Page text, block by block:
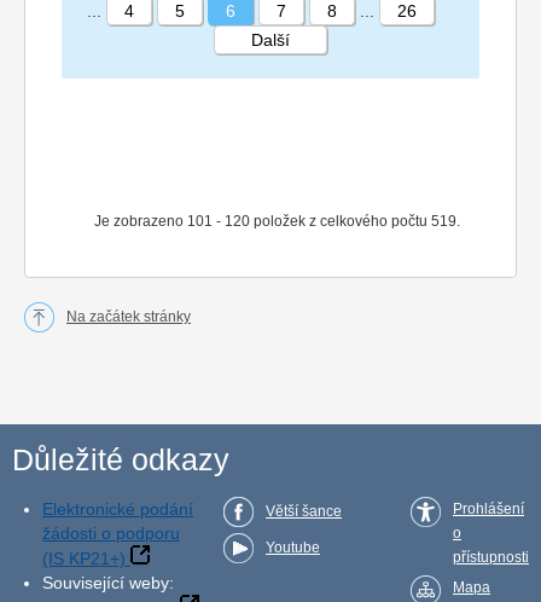
STRÁNKA 6 26
Je zobrazeno 101 - 120 položek z celkového počtu 519.
4 5 6 7 8
26
Další
Na začátek stránky
Důležité odkazy
Elektronické podání
žádosti o podporu
(IS KP21+)
Související weby:
Větší šance
Youtube
Prohlášení
o
přístupnosti
Mapa